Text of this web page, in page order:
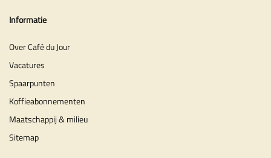
Informatie
Over Café du Jour
Vacatures
Spaarpunten
Koffieabonnementen
Maatschappij & milieu
Sitemap